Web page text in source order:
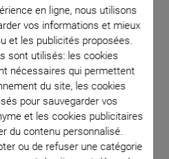
en ligne, nous utilisons
vos informations et mieux
et les publicités proposées.
sont utilisés: les cookies
nécessaires qui permettent
du site, les cookies
pour sauvegarder vos
et les cookies publicitaires
du contenu personnalisé.
ou de refuser une catégorie